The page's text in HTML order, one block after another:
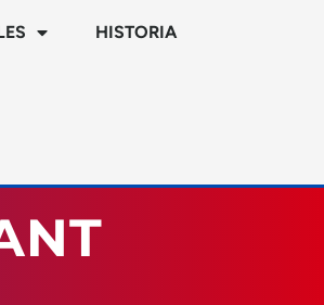
HISTORIA